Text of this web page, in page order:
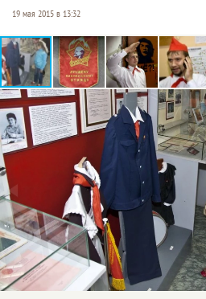
19 мая 2015 в 13:32